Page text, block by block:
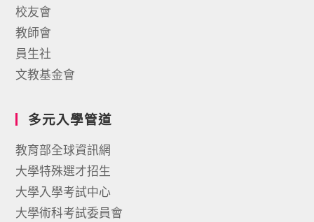
校友會
教師會
員生社
文教基金會
多元入學管道
教育部全球資訊網
大學特殊選才招生
大學入學考試中心
大學術科考試委員會